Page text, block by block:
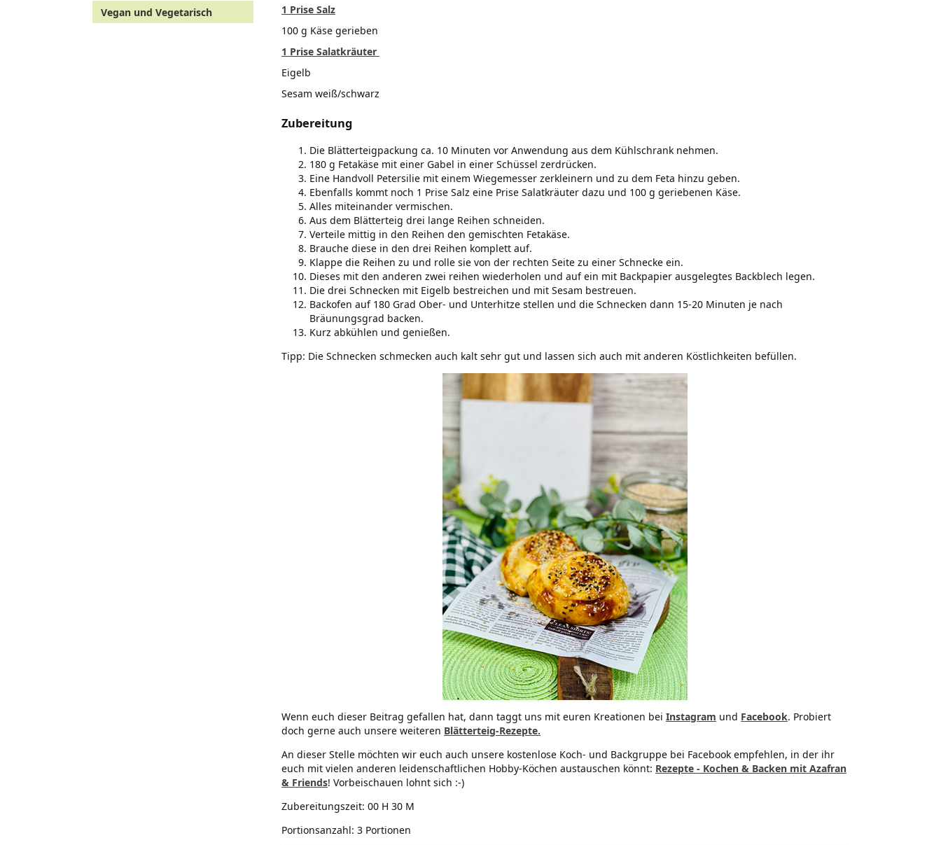
Vegan und Vegetarisch
1 Prise Salz
100 g Käse gerieben
1 Prise Salatkräuter
Eigelb
Sesam weiß/schwarz
Zubereitung
Die Blätterteigpackung ca. 10 Minuten vor Anwendung aus dem Kühlschrank nehmen.
180 g Fetakäse mit einer Gabel in einer Schüssel zerdrücken.
Eine Handvoll Petersilie mit einem Wiegemesser zerkleinern und zu dem Feta hinzu geben.
Ebenfalls kommt noch 1 Prise Salz eine Prise Salatkräuter dazu und 100 g geriebenen Käse.
Alles miteinander vermischen.
Aus dem Blätterteig drei lange Reihen schneiden.
Verteile mittig in den Reihen den gemischten Fetakäse.
Brauche diese in den drei Reihen komplett auf.
Klappe die Reihen zu und rolle sie von der rechten Seite zu einer Schnecke ein.
Dieses mit den anderen zwei reihen wiederholen und auf ein mit Backpapier ausgelegtes Backblech legen.
Die drei Schnecken mit Eigelb bestreichen und mit Sesam bestreuen.
Backofen auf 180 Grad Ober- und Unterhitze stellen und die Schnecken dann 15-20 Minuten je nach
Bräunungsgrad backen.
Kurz abkühlen und genießen.
Tipp: Die Schnecken schmecken auch kalt sehr gut und lassen sich auch mit anderen Köstlichkeiten befüllen.
Wenn euch dieser Beitrag gefallen hat, dann taggt uns mit euren Kreationen bei Instagram und Facebook. Probiert
doch gerne auch unsere weiteren Blätterteig-Rezepte.
An dieser Stelle möchten wir euch auch unsere kostenlose Koch- und Backgruppe bei Facebook empfehlen, in der ihr
euch mit vielen anderen leidenschaftlichen Hobby-Köchen austauschen könnt: Rezepte - Kochen & Backen mit Azafran
& Friends! Vorbeischauen lohnt sich :-)
Zubereitungszeit: 00 H 30 M
Portionsanzahl: 3 Portionen